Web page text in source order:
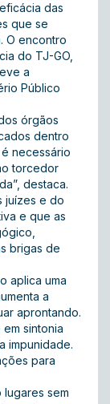
das
que se
O encontro
do TJ-GO,
a
Público
órgãos
dentro
necessário
torcedor
destaca.
juízes e do
e que as
brigas de
aplica uma
a
aprontando.
sintonia
impunidade.
para
sem